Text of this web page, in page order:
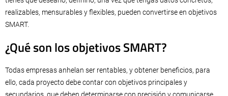
realizables, mensurables y flexibles, pueden convertirse en objetivos
SMART.
¿Qué son los objetivos SMART?
Todas empresas anhelan ser rentables, y obtener beneficios, para
ello, cada proyecto debe contar con objetivos principales y